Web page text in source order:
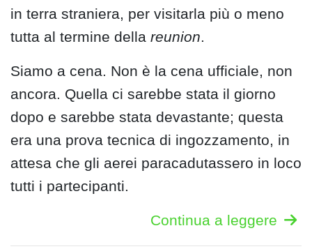
in terra straniera, per visitarla più o meno
tutta al termine della reunion.
Siamo a cena. Non è la cena ufficiale, non
ancora. Quella ci sarebbe stata il giorno
dopo e sarebbe stata devastante; questa
era una prova tecnica di ingozzamento, in
attesa che gli aerei paracadutassero in loco
tutti i partecipanti.
Continua a leggere